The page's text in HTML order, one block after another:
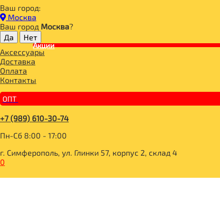
Ваш город:
Москва
Ваш город Москва?
Акции
Аксессуары
Доставка
Оплата
Контакты
ОПТ
+7 (989) 610-30-74
Пн-Сб 8:00 - 17:00
г. Симферополь, ул. Глинки 57, корпус 2, склад 4
0
Главная
ДЛЯ ЗДОРОВОГО ПИТАНИЯ
САХАР И САХАРОЗАМЕНИТЕЛИ
СИРОПЫ И ТОППИНГИ
Низкокалорийный густой сироп со вкусом малины 310гр,